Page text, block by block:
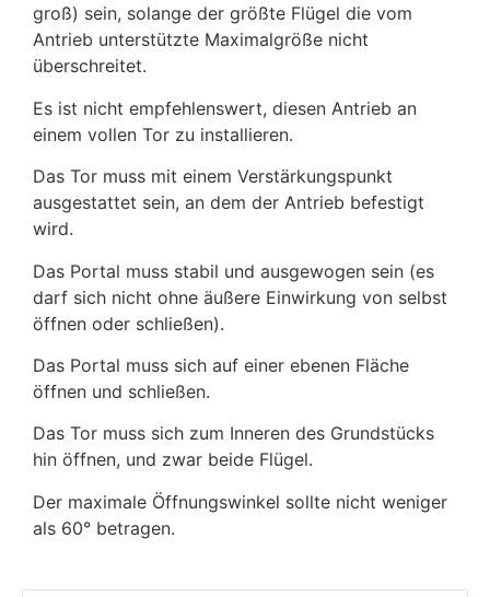
groß) sein, solange der größte Flügel die vom
Antrieb unterstützte Maximalgröße nicht
überschreitet.
Es ist nicht empfehlenswert, diesen Antrieb an
einem vollen Tor zu installieren.
Das Tor muss mit einem Verstärkungspunkt
ausgestattet sein, an dem der Antrieb befestigt
wird.
Das Portal muss stabil und ausgewogen sein (es
darf sich nicht ohne äußere Einwirkung von selbst
öffnen oder schließen).
Das Portal muss sich auf einer ebenen Fläche
öffnen und schließen.
Das Tor muss sich zum Inneren des Grundstücks
hin öffnen, und zwar beide Flügel.
Der maximale Öffnungswinkel sollte nicht weniger
als 60° betragen.